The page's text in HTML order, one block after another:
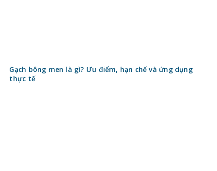
Gạch bông men là gì? Ưu điểm, hạn chế và ứng dụng
thực tế